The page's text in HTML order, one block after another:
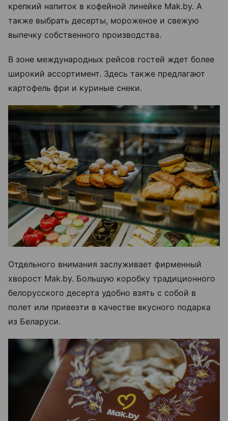
крепкий напиток в кофейной линейке Mak.by. А
также выбрать десерты, мороженое и свежую
выпечку собственного производства.
В зоне международных рейсов гостей ждет более
широкий ассортимент. Здесь также предлагают
картофель фри и куриные снеки.
Отдельного внимания заслуживает фирменный
хворост Mak.by. Большую коробку традиционного
белорусского десерта удобно взять с собой в
полет или привезти в качестве вкусного подарка
из Беларуси.